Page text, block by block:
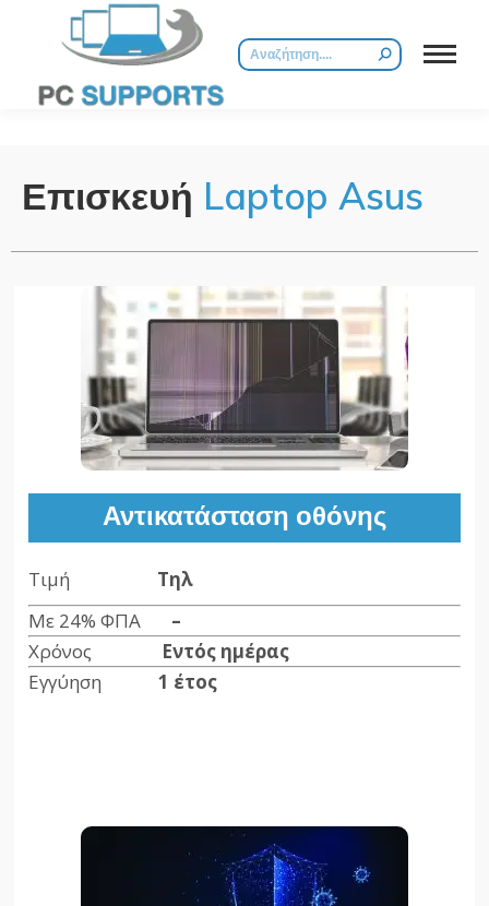
Επισκευή Laptop Asus
Αντικατάσταση οθόνης
Τιμή Τηλ
Με 24% ΦΠΑ –
Χρόνος Εντός ημέρας
Εγγύηση1 έτος